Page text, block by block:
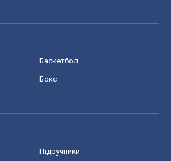
Баскетбол
Бокс
Підручники